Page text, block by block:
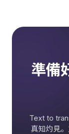
準備
Text to
真知灼見